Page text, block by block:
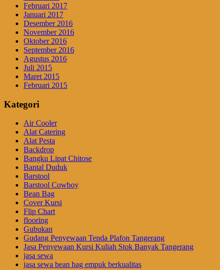
Februari 2017
Januari 2017
Desember 2016
November 2016
Oktober 2016
September 2016
Agustus 2016
Juli 2015
Maret 2015
Februari 2015
Kategori
Air Cooler
Alat Catering
Alat Pesta
Backdrop
Bangku Lipat Chitose
Bantal Duduk
Barstool
Barstool Cowboy
Bean Bag
Cover Kursi
Flip Chart
flooring
Gubukan
Gudang Penyewaan Tenda Plafon Tangerang
Jasa Penyewaan Kursi Kuliah Stok Banyak Tangerang
jasa sewa
jasa sewa bean bag empuk berkualitas